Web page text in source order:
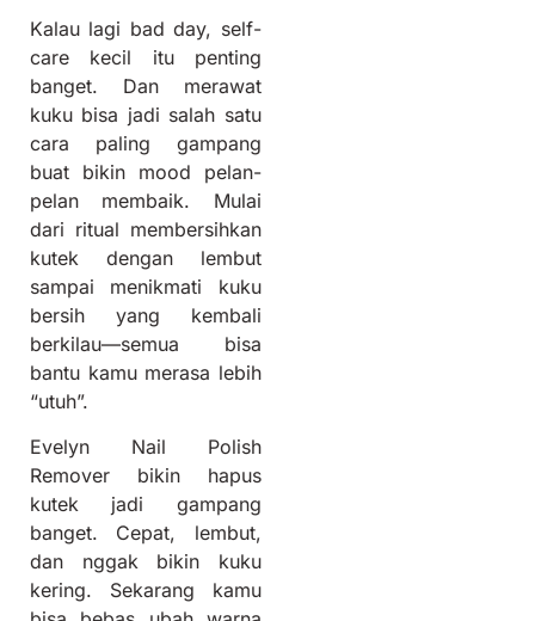
Kalau lagi bad day, self-
care kecil itu penting
banget. Dan merawat
kuku bisa jadi salah satu
cara paling gampang
buat bikin mood pelan-
pelan membaik. Mulai
dari ritual membersihkan
kutek dengan lembut
sampai menikmati kuku
bersih yang kembali
berkilau—semua bisa
bantu kamu merasa lebih
“utuh”.
Evelyn Nail Polish
Remover bikin hapus
kutek jadi gampang
banget. Cepat, lembut,
dan nggak bikin kuku
kering. Sekarang kamu